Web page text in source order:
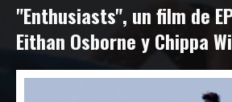
"Enthusiasts", un film de
Eithan Osborne y Chippa